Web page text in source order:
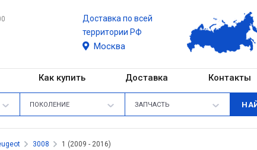
Доставка по всей
территории РФ
Москва
Как купить Доставка Контакты
ПОКОЛЕНИЕ ЗАПЧАСТЬ
3008 1 (2009 - 2016)